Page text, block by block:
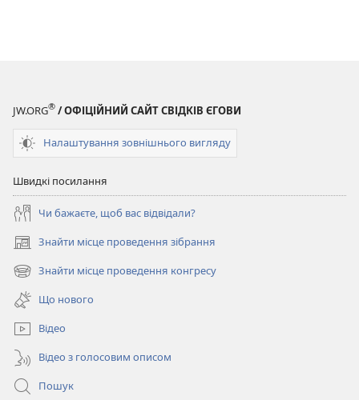
JW.ORG® / ОФІЦІЙНИЙ САЙТ СВІДКІВ ЄГОВИ
Налаштування зовнішнього вигляду
Швидкі посилання
Чи бажаєте, щоб вас відвідали?
Знайти місце проведення зібрання
(відкривається
у
новому
вікні)
Знайти місце проведення конгресу
(відкривається
новому
вікні)
Що нового
Відео
Відео з голосовим описом
Пошук